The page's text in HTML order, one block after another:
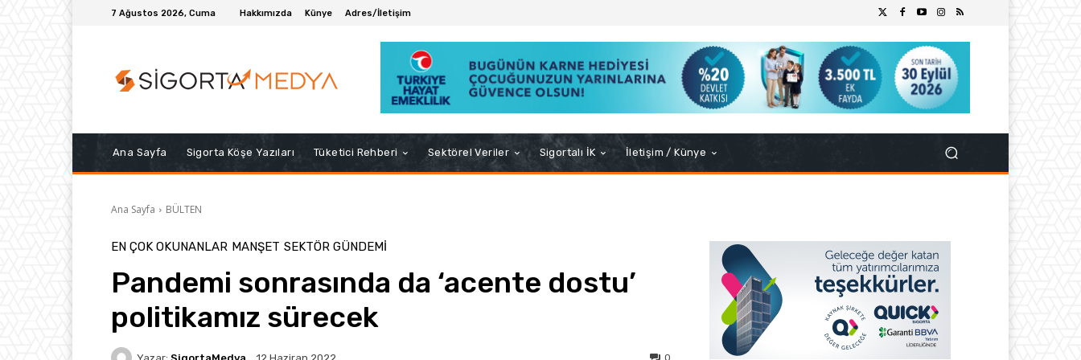
7 Ağustos 2026, Cuma Hakkımızda Künye Adres/İletişim
Ana Sayfa Sigorta Köşe Yazıları Tüketici Rehberi Sektörel Veriler Sigortalı İK İletişim / Künye
Ana Sayfa BÜLTEN
EN ÇOK OKUNANLAR MANŞET SEKTÖR GÜNDEMİ
Pandemi sonrasında da ‘acente dostu’
politikamız sürecek